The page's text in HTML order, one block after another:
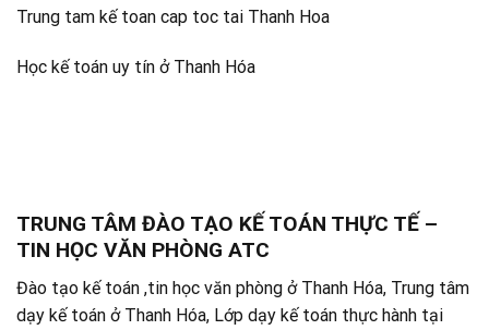
Trung tam kế toan cap toc tai Thanh Hoa
Học kế toán uy tín ở Thanh Hóa
TRUNG TÂM ĐÀO TẠO KẾ TOÁN THỰC TẾ –
TIN HỌC VĂN PHÒNG ATC
Đào tạo kế toán ,tin học văn phòng ở Thanh Hóa, Trung tâm
dạy kế toán ở Thanh Hóa, Lớp dạy kế toán thực hành tại